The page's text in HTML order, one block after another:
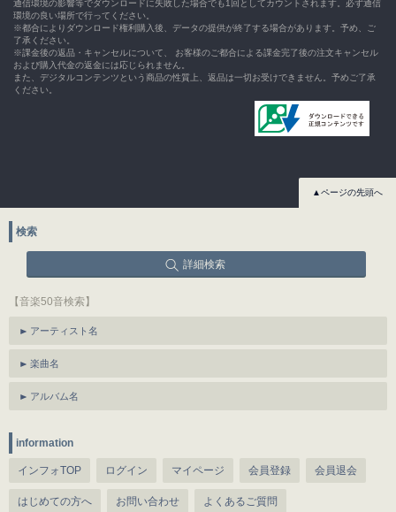
通信環境の影響等でダウンロードに失敗した場合でも1回としてカウントされます。必ず通信
環境の良い場所で行ってください。
※都合によりダウンロード権利購入後、データの提供が終了する場合があります。予め、ご
了承ください。
※課金後の返品・キャンセルについて、 お客様のご都合による課金完了後の注文キャンセル
および購入代金の返金には応じられません。
また、デジタルコンテンツという商品の性質上、返品は一切お受けできません。予めご了承
ください。
▲ページの先頭へ
検索
詳細検索
【音楽50音検索】
アーティスト名
楽曲名
アルバム名
information
インフォTOP ログイン マイページ 会員登録 会員退会
はじめての方へ お問い合わせ よくあるご質問